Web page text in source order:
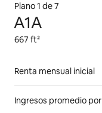
Plano 1 de 7
A1A
667 ft²
Renta mensual inicial
Ingresos promedio por